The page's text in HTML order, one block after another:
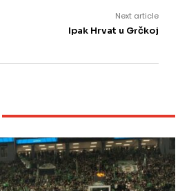
Next article
Ipak Hrvat u Grčkoj